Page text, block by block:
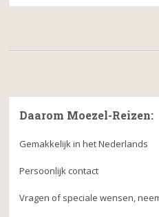
Daarom Moezel-Reizen:
Gemakkelijk in het Nederlands
Persoonlijk contact
Vragen of speciale wensen,